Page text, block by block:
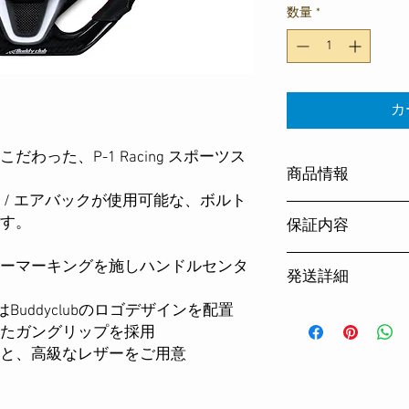
だわった、P-1 Racing スポーツス
エアバックが使用可能な、ボルト
。
マーキングを施しハンドルセンタ
Buddyclubのロゴデザインを配置
ガングリップを採用
、高級なレザーをご用意
数量 *
商品情報
び頂けます。
エアバック、ステア
まれません。
適合情報
年式 2013年~
（年式、グレードに
保証内容
発送詳細
全国一律料金となっ